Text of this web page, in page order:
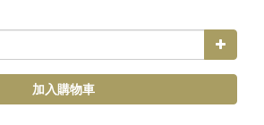
加入購物車